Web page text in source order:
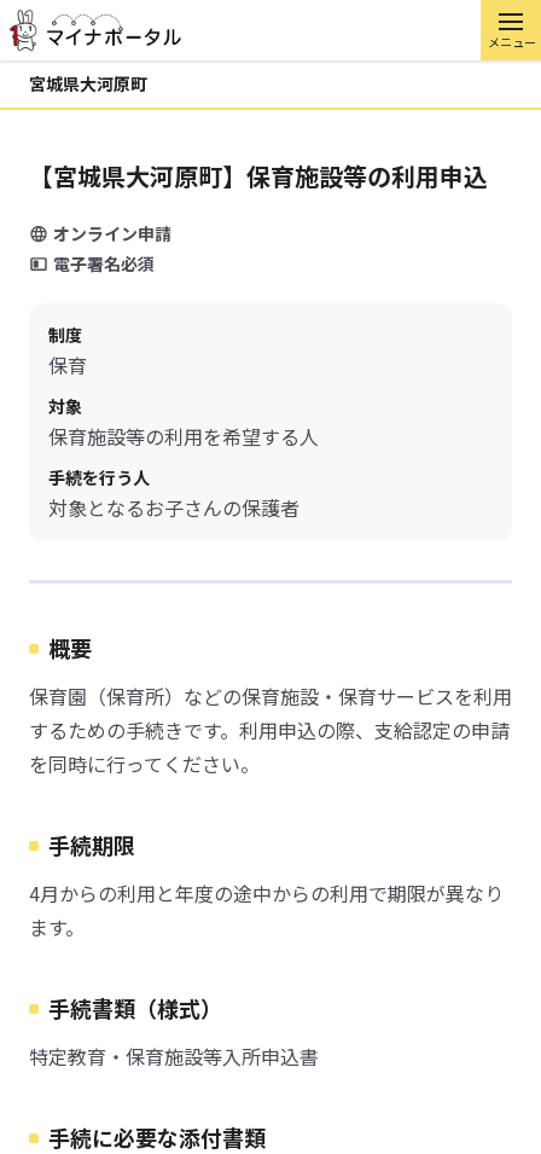
メニュー
宮城県大河原町
【宮城県大河原町】保育施設等の利用申込
オンライン申請
電子署名必須
制度
保育
対象
保育施設等の利用を希望する人
手続を行う人
対象となるお子さんの保護者
概要
保育園（保育所）などの保育施設・保育サービスを利用
するための手続きです。利用申込の際、支給認定の申請
を同時に行ってください。
手続期限
4月からの利用と年度の途中からの利用で期限が異なり
ます。
手続書類（様式）
特定教育・保育施設等入所申込書
手続に必要な添付書類